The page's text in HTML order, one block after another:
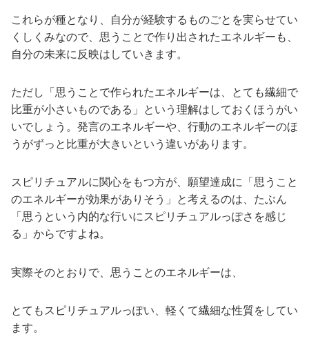
これらが種となり、自分が経験するものごとを実らせてい
くしくみなので、思うことで作り出されたエネルギーも、
自分の未来に反映はしていきます。
ただし「思うことで作られたエネルギーは、とても繊細で
比重が小さいものである」という理解はしておくほうがい
いでしょう。発言のエネルギーや、行動のエネルギーのほ
うがずっと比重が大きいという違いがあります。
スピリチュアルに関心をもつ方が、願望達成に「思うこと
のエネルギーが効果がありそう」と考えるのは、たぶん
「思うという内的な行いにスピリチュアルっぽさを感じ
る」からですよね。
実際そのとおりで、思うことのエネルギーは、
とてもスピリチュアルっぽい、軽くて繊細な性質をしてい
ます。